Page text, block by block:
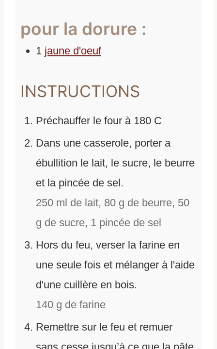
pour la dorure :
1 jaune d'oeuf
INSTRUCTIONS
Préchauffer le four à 180 C
Dans une casserole, porter a
ébullition le lait, le sucre, le beurre
et la pincée de sel.
250 ml de lait, 80 g de beurre, 50
g de sucre, 1 pincée de sel
Hors du feu, verser la farine en
une seule fois et mélanger à l'aide
d'une cuillère en bois.
140 g de farine
Remettre sur le feu et remuer